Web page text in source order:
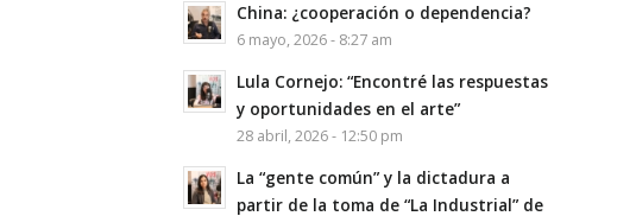
China: ¿cooperación o dependencia?
6 mayo, 2026 - 8:27 am
Lula Cornejo: “Encontré las respuestas
y oportunidades en el arte”
28 abril, 2026 - 12:50 pm
La “gente común” y la dictadura a
partir de la toma de “La Industrial” de